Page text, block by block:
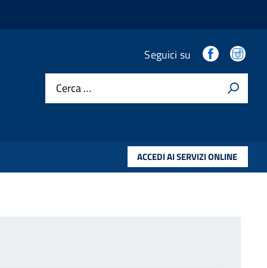
Seguici su
Cerca …
ACCEDI AI SERVIZI ONLINE